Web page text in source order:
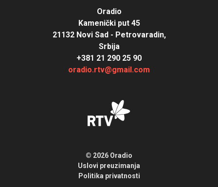
Oradio
Kamenički put 45
21132 Novi Sad - Petrovaradin,
Srbija
+381 21 290 25 90
oradio.rtv@gmail.com
© 2026 Oradio
Uslovi preuzimanja
Politika privatnosti